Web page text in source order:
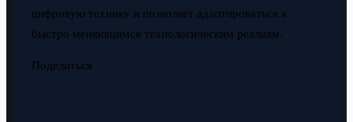
цифровую технику и позволяет адаптироваться к
быстро меняющимся технологическим реалиям.
Поделиться